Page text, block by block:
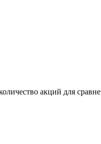
акций для